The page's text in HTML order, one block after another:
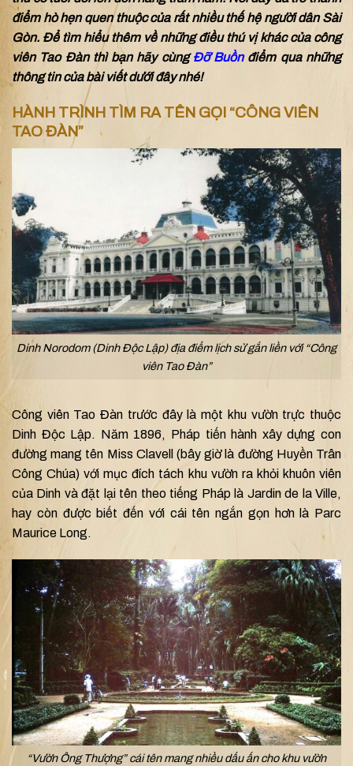
điểm hò hẹn quen thuộc của rất nhiều thế hệ người dân Sài
Gòn. Để tìm hiểu thêm về những điều thú vị khác của công
viên Tao Đàn thì bạn hãy cùngĐỡ Buồnđiểm qua những
thông tin của bài viết dưới đây nhé!
HÀNH TRÌNH TÌM RA TÊN GỌI “CÔNG VIÊN
TAO ĐÀN”
Dinh Norodom (Dinh Độc Lập) địa điểm lịch sử gắn liền với “Công
viên Tao Đàn”
Công viên Tao Đàn trước đây là một khu vườn trực thuộc
Dinh Độc Lập. Năm 1896, Pháp tiến hành xây dựng con
đường mang tên Miss Clavell (bây giờ là đường Huyền Trân
Công Chúa) với mục đích tách khu vườn ra khỏi khuôn viên
của Dinh và đặt lại tên theo tiếng Pháp là Jardin de la Ville,
hay còn được biết đến với cái tên ngắn gọn hơn là Parc
Maurice Long.
“Vườn Ông Thượng” cái tên mang nhiều dấu ấn cho khu vườn